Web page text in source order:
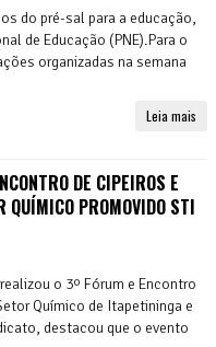
do pré-sal para a educação,
de Educação (PNE).Para o
organizadas na semana
Leia mais
DE CIPEIROS E
QUÍMICO PROMOVIDO STI
o 3º Fórum e Encontro
Químico de Itapetininga e
destacou que o evento